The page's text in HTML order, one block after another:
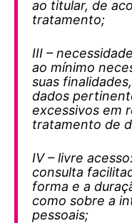
ao titular, de
tratamento;
III –
ao mínimo
suas
dados
excessivos em
tratamento de
IV – livre
consulta
forma e a
como sobre a
pessoais;